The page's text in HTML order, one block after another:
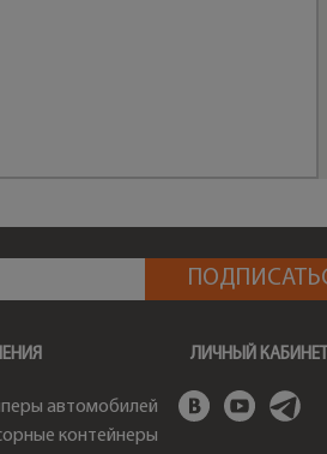
автомобилей
контейнеры
ЛИЧНЫЙ КАБИНЕТ